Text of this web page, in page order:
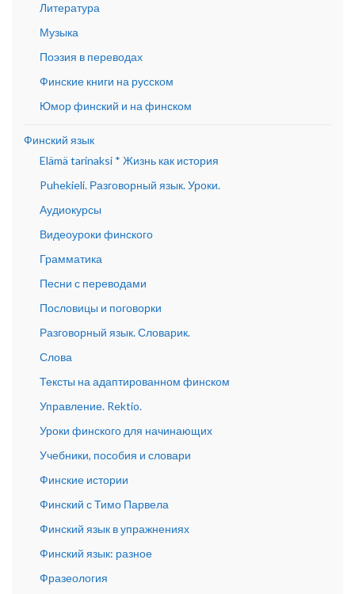
Литература
Музыка
Поэзия в переводах
Финские книги на русском
Юмор финский и на финском
Финский язык
Elämä tarinaksi * Жизнь как история
Puhekieli. Разговорный язык. Уроки.
Аудиокурсы
Видеоуроки финского
Грамматика
Песни с переводами
Пословицы и поговорки
Разговорный язык. Словарик.
Слова
Тексты на адаптированном финском
Управление. Rektio.
Уроки финского для начинающих
Учебники, пособия и словари
Финские истории
Финский с Тимо Парвела
Финский язык в упражнениях
Финский язык: разное
Фразеология